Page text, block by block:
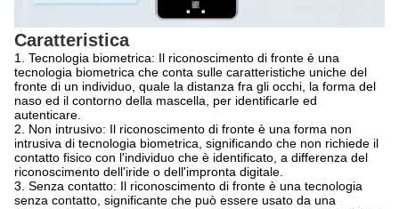
Caratteristica
1. Tecnologia biometrica: Il riconoscimento di fronte è una
tecnologia biometrica che conta sulle caratteristiche uniche del
fronte di un individuo, quale la distanza fra gli occhi, la forma del
naso ed il contorno della mascella, per identificarle ed
autenticare.
2. Non intrusivo: Il riconoscimento di fronte è una forma non
intrusiva di tecnologia biometrica, significando che non richiede il
contatto fisico con l'individuo che è identificato, a differenza del
riconoscimento dell'iride o dell'impronta digitale.
3. Senza contatto: Il riconoscimento di fronte è una tecnologia
senza contatto, significante che può essere usato da una